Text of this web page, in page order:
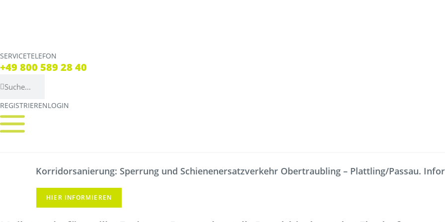
SERVICETELEFON
+49 800 589 28 40
REGISTRIERENLOGIN
SERVICE TELEFON
+49 800 589 28 40
REGISTRIEREN
Fahrpläne
Abweichungen
Verkaufsstellen & Automaten
Ausflüge
Korridorsanierung: Sperrung und Schienenersatzverkehr Obertraubling – Plattling/Passau.
HIER INFORMIEREN